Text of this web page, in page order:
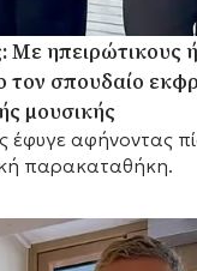
Με ηπειρώτικους
τον σπουδαίο
μουσικής
έφυγε αφήνοντας
παρακαταθήκη.